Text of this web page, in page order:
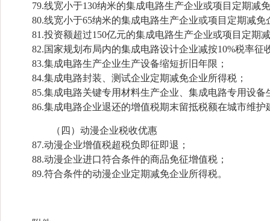
79.线宽小于130纳米的集成电路生产企业或项目定期减
80.线宽小于65纳米的集成电路生产企业或项目定期减免
81.投资额超过150亿元的集成电路生产企业或项目定期
82.国家规划布局内的集成电路设计企业减按10%税率征
83.集成电路生产企业生产设备缩短折旧年限；
84.集成电路封装、测试企业定期减免企业所得税；
85.集成电路关键专用材料生产企业、集成电路专用设备
86.集成电路企业退还的增值税期末留抵税额在城市维护
（四）动漫企业税收优惠
87.动漫企业增值税超税负即征即退；
88.动漫企业进口符合条件的商品免征增值税；
89.符合条件的动漫企业定期减免企业所得税。